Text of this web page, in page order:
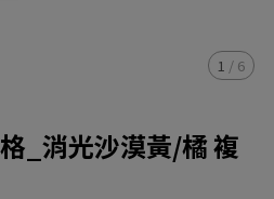
1 / 6
_消光沙漠黃/橘 複